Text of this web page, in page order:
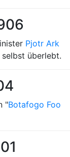
Pjotr Ark
überlebt.
"Botafogo Foo